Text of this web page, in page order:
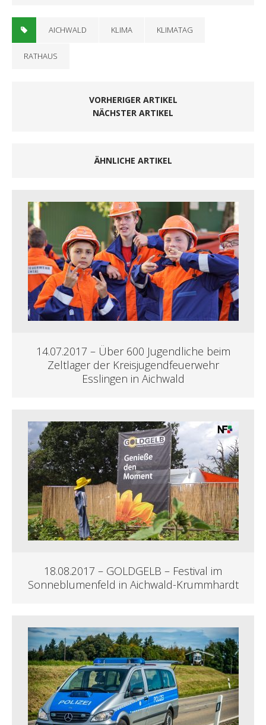
AICHWALD KLIMA KLIMATAG
RATHAUS
VORHERIGER ARTIKEL
NÄCHSTER ARTIKEL
ÄHNLICHE ARTIKEL
14.07.2017 – Über 600 Jugendliche beim
Zeltlager der Kreisjugendfeuerwehr
Esslingen in Aichwald
18.08.2017 – GOLDGELB – Festival im
Sonneblumenfeld in Aichwald-Krummhardt